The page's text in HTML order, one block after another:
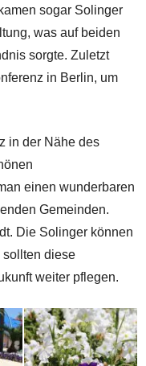
sogar Solinger
was auf beiden
sorgte. Zuletzt
in Berlin, um
in der Nähe des
einen wunderbaren
Gemeinden.
Die Solinger können
sollten diese
weiter pflegen.